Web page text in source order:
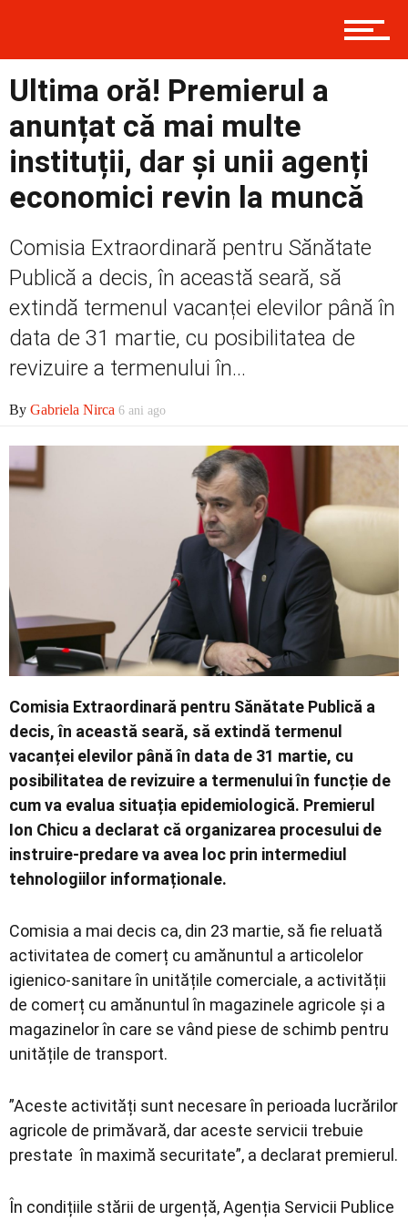
Prima
Politică
Externe
Economic
Contact
Ultima oră! Premierul a
anunțat că mai multe
instituții, dar și unii agenți
economici revin la muncă
Comisia Extraordinară pentru Sănătate
Publică a decis, în această seară, să
extindă termenul vacanței elevilor până în
data de 31 martie, cu posibilitatea de
revizuire a termenului în...
By Gabriela Nirca 6 ani ago
Comisia Extraordinară pentru Sănătate Publică a
decis, în această seară, să extindă termenul
vacanței elevilor până în data de 31 martie, cu
posibilitatea de revizuire a termenului în funcție de
cum va evalua situația epidemiologică. Premierul
Ion Chicu a declarat că organizarea procesului de
instruire-predare va avea loc prin intermediul
tehnologiilor informaționale.
Comisia a mai decis ca, din 23 martie, să fie reluată
activitatea de comerț cu amănuntul a articolelor
igienico-sanitare în unitățile comerciale, a activității
de comerț cu amănuntul în magazinele agricole și a
magazinelor în care se vând piese de schimb pentru
unitățile de transport.
”Aceste activități sunt necesare în perioada lucrărilor
agricole de primăvară, dar aceste servicii trebuie
prestate în maximă securitate”, a declarat premierul.
În condițiile stării de urgență, Agenția Servicii Publice